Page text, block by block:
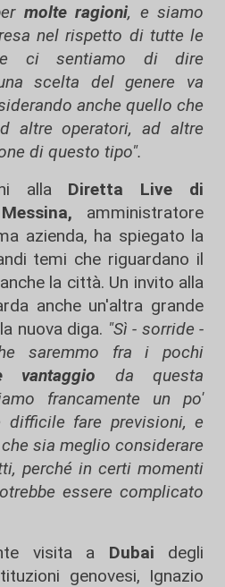
molte ragioni, e siamo
nel rispetto di tutte le
ci sentiamo di dire
scelta del genere va
anche quello che
altre operatori, ad altre
di questo tipo".
alla Diretta Live di
amministratore
azienda, ha spiegato la
temi che riguardano il
la città. Un invito alla
anche un'altra grande
nuova diga. "Sì - sorride -
saremmo fra i pochi
vantaggio da questa
francamente un po'
fare previsioni, e
sia meglio considerare
perché in certi momenti
essere complicato
visita a Dubai degli
genovesi, Ignazio